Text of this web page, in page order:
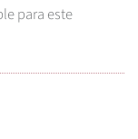
para este